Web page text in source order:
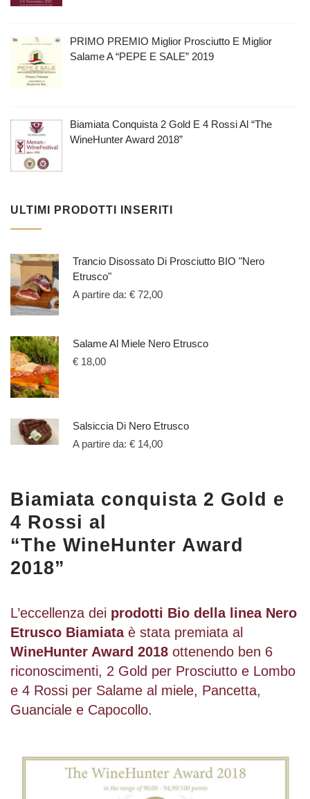
PRIMO PREMIO Miglior Prosciutto E Miglior
Salame A “PEPE E SALE” 2019
Biamiata Conquista 2 Gold E 4 Rossi Al “The
WineHunter Award 2018”
ULTIMI PRODOTTI INSERITI
Trancio Disossato Di Prosciutto BIO "Nero
Etrusco"
A partire da: € 72,00
Salame Al Miele Nero Etrusco
€ 18,00
Salsiccia Di Nero Etrusco
A partire da: € 14,00
Biamiata conquista 2 Gold e
4 Rossi al
“The WineHunter Award
2018”
L’eccellenza dei prodotti Bio della linea Nero
Etrusco Biamiataè stata premiata al
WineHunter Award 2018 ottenendo ben 6
riconoscimenti, 2 Gold per Prosciutto e Lombo
e 4 Rossi per Salame al miele, Pancetta,
Guanciale e Capocollo.